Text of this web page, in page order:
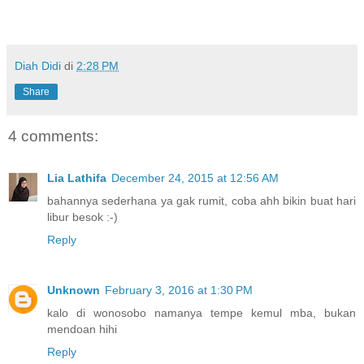
Diah Didi di 2:28 PM
Share
4 comments:
Lia Lathifa December 24, 2015 at 12:56 AM
bahannya sederhana ya gak rumit, coba ahh bikin buat hari
libur besok :-)
Reply
Unknown February 3, 2016 at 1:30 PM
kalo di wonosobo namanya tempe kemul mba, bukan
mendoan hihi
Reply